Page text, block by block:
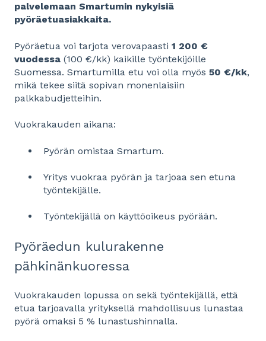
palvelemaan Smartumin nykyisiä
pyöräetuasiakkaita.
Pyöräetua voi tarjota verovapaasti 1 200 €
vuodessa (100 €/kk) kaikille työntekijöille
Suomessa. Smartumilla etu voi olla myös 50 €/kk,
mikä tekee siitä sopivan monenlaisiin
palkkabudjetteihin.
Vuokrakauden aikana:
Pyörän omistaa Smartum.
Yritys vuokraa pyörän ja tarjoaa sen etuna
työntekijälle.
Työntekijällä on käyttöoikeus pyörään.
Pyöräedun kulurakenne
pähkinänkuoressa
Vuokrakauden lopussa on sekä työntekijällä, että
etua tarjoavalla yrityksellä mahdollisuus lunastaa
pyörä omaksi 5 % lunastushinnalla.